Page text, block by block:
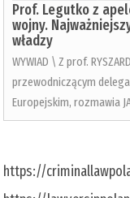
Prof. Legutko z
wojny.
władzy
WYWIAD \ Z prof.
przewodniczącym
Europejskim, rozmawia
https://